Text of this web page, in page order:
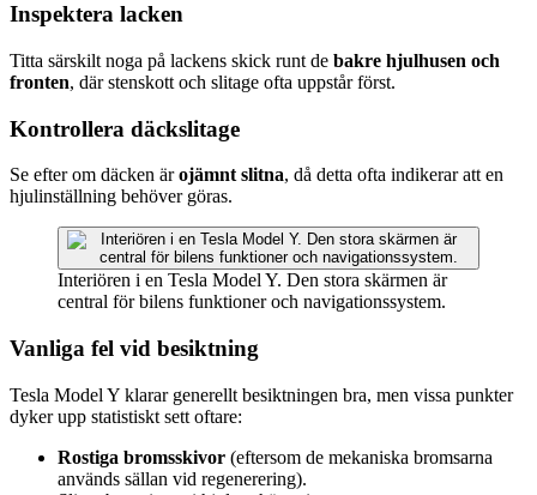
Inspektera lacken
Titta särskilt noga på lackens skick runt de bakre hjulhusen och
fronten, där stenskott och slitage ofta uppstår först.
Kontrollera däckslitage
Se efter om däcken ärojämnt slitna, då detta ofta indikerar att en
hjulinställning behöver göras.
Interiören i en Tesla Model Y. Den stora skärmen är
central för bilens funktioner och navigationssystem.
Vanliga fel vid besiktning
Tesla Model Y klarar generellt besiktningen bra, men vissa punkter
dyker upp statistiskt sett oftare:
Rostiga bromsskivor (eftersom de mekaniska bromsarna
används sällan vid regenerering).